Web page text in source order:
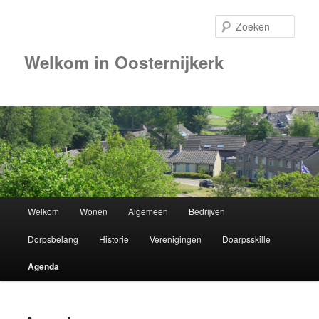
Welkom in Oosternijkerk
Spring
naar
de
Welkom Wonen Algemeen Bedrijven
Dorpsbelang Historie Verenigingen Doarpsskille
Agenda
01:00
02:00
03:00